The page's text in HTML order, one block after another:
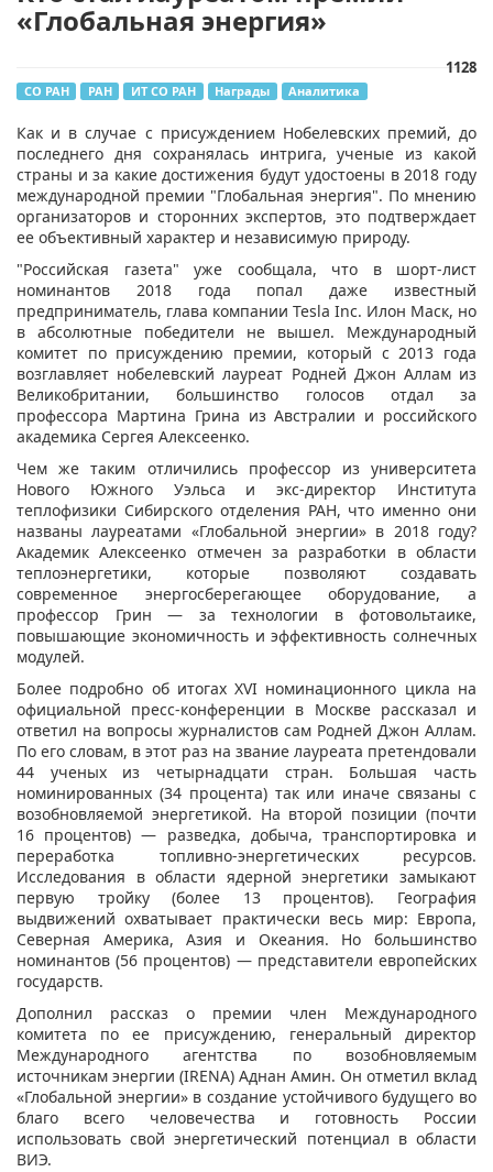
«Глобальная энергия»
1128
СО РАН РАН ИТ СО РАН Награды Аналитика
​Как и в случае с присуждением Нобелевских премий, до
последнего дня сохранялась интрига, ученые из какой
страны и за какие достижения будут удостоены в 2018 году
международной премии "Глобальная энергия". По мнению
организаторов и сторонних экспертов, это подтверждает
ее объективный характер и независимую природу.
"Российская газета" уже сообщала, что в шорт-лист
номинантов 2018 года попал даже известный
предприниматель, глава компании Tesla Inc. Илон Маск, но
в абсолютные победители не вышел. Международный
комитет по присуждению премии, который с 2013 года
возглавляет нобелевский лауреат Родней Джон Аллам из
Великобритании, большинство голосов отдал за
профессора Мартина Грина из Австралии и российского
академика Сергея Алексеенко.
Чем же таким отличились профессор из университета
Нового Южного Уэльса и экс-директор Института
теплофизики Сибирского отделения РАН, что именно они
названы лауреатами «Глобальной энергии» в 2018 году?
Академик Алексеенко отмечен за разработки в области
теплоэнергетики, которые позволяют создавать
современное энергосберегающее оборудование, а
профессор Грин — за технологии в фотовольтаике,
повышающие экономичность и эффективность солнечных
модулей.
Более подробно об итогах XVI номинационного цикла на
официальной пресс-конференции в Москве рассказал и
ответил на вопросы журналистов сам Родней Джон Аллам.
По его словам, в этот раз на звание лауреата претендовали
44 ученых из четырнадцати стран. Большая часть
номинированных (34 процента) так или иначе связаны с
возобновляемой энергетикой. На второй позиции (почти
16 процентов) — разведка, добыча, транспортировка и
переработка топливно-энергетических ресурсов.
Исследования в области ядерной энергетики замыкают
первую тройку (более 13 процентов). География
выдвижений охватывает практически весь мир: Европа,
Северная Америка, Азия и Океания. Но большинство
номинантов (56 процентов) — представители европейских
государств.
Дополнил рассказ о премии член Международного
комитета по ее присуждению, генеральный директор
Международного агентства по возобновляемым
источникам энергии (IRENA) Аднан Амин. Он отметил вклад
«Глобальной энергии» в создание устойчивого будущего во
благо всего человечества и готовность России
использовать свой энергетический потенциал в области
ВИЭ.